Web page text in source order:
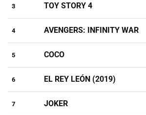
3 TOY STORY 4
4 AVENGERS: INFINITY WAR
5 COCO
6 EL REY LEÓN (2019)
7 JOKER